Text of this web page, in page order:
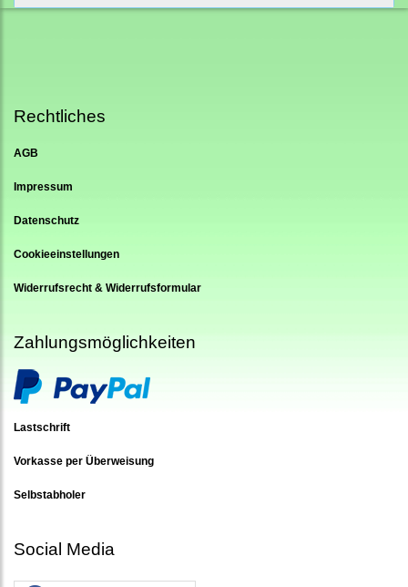
Rechtliches
AGB
Impressum
Datenschutz
Cookieeinstellungen
Widerrufsrecht & Widerrufsformular
Zahlungsmöglichkeiten
Lastschrift
Vorkasse per Überweisung
Selbstabholer
Social Media